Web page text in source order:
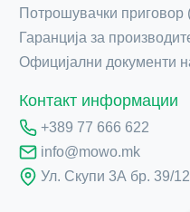
Потрошувачки приговор
Гаранција за
Официјални документи
Контакт информации
+389 77 666 622
info@mowo.mk
Ул. Скупи 3А бр. 39/12